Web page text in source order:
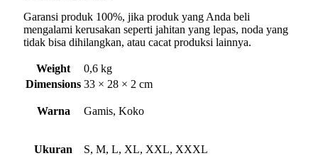
Garansi produk 100%, jika produk yang Anda beli
mengalami kerusakan seperti jahitan yang lepas, noda yang
tidak bisa dihilangkan, atau cacat produksi lainnya.
Weight
0,6 kg
Dimensions 33 × 28 × 2 cm
Warna Gamis, Koko
Ukuran S, M, L, XL, XXL, XXXL